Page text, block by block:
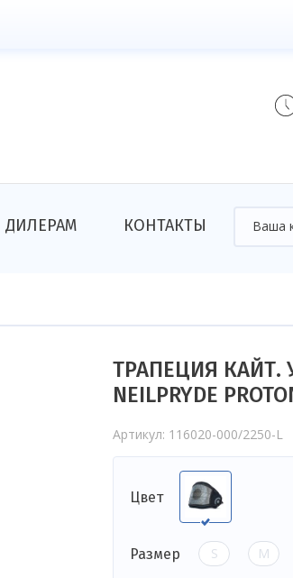
ДИЛЕРАМ КОНТАКТЫ Ваша
ТРАПЕЦИЯ КАЙТ.
NEILPRYDE
Артикул 116020-000/2250-L
Цвет
Размер S M